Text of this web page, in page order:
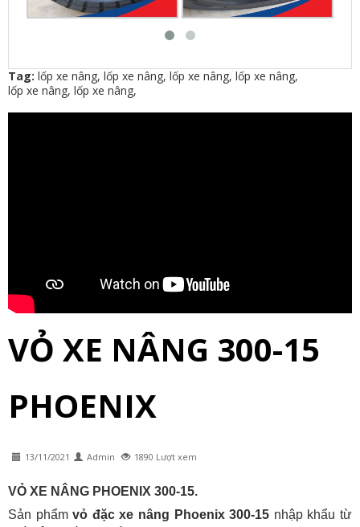
Tag: lốp xe nâng, lốp xe nâng, lốp xe nâng, lốp xe nâng,
lốp xe nâng, lốp xe nâng,
VỎ XE NÂNG 300-15
PHOENIX
13/11/2021 Admin 1890 Lượt xem
VỎ XE NÂNG PHOENIX 300-15.
Sản phẩmvỏ đặc xe nâng Phoenix 300-15 nhập khẩu từ